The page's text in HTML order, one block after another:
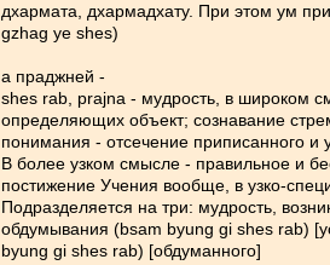
дхармата, дхармадхату. При этом ум
gzhag ye shes)
а праджней -
shes rab, prajna - мудрость, в широком
определяющих объект; сознавание
понимания - отсечение приписанного и
В более узком смысле - правильное и
постижение Учения вообще, в узко-
Подразделяется на три: мудрость,
обдумывания (bsam byung gi shes rab)
byung gi shes rab) [обдуманного]